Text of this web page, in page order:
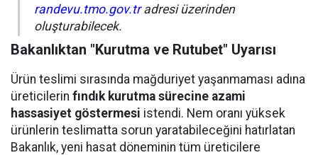
randevu.tmo.gov.tradresi üzerinden
oluşturabilecek.
Bakanlıktan "Kurutma ve Rutubet" Uyarısı
Ürün teslimi sırasında mağduriyet yaşanmaması adına
üreticilerin fındık kurutma sürecine azami
hassasiyet göstermesi istendi. Nem oranı yüksek
ürünlerin teslimatta sorun yaratabileceğini hatırlatan
Bakanlık, yeni hasat döneminin tüm üreticilere